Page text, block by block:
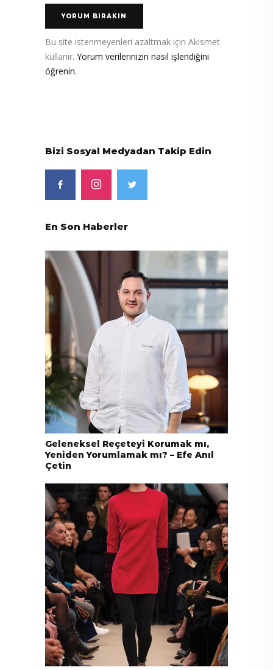
Bu site istenmeyenleri azaltmak için Akismet
kullanır. Yorum verilerinizin nasıl işlendiğini
öğrenin.
Bizi Sosyal Medyadan Takip Edin
En Son Haberler
Geleneksel Reçeteyi Korumak mı,
Yeniden Yorumlamak mı? – Efe Anıl
Çetin